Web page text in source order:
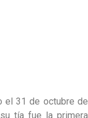
el 31 de octubre de
tía fue la primera